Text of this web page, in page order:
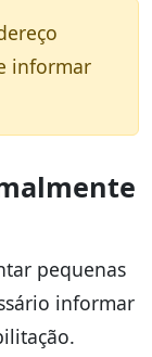
informar
pequenas
informar